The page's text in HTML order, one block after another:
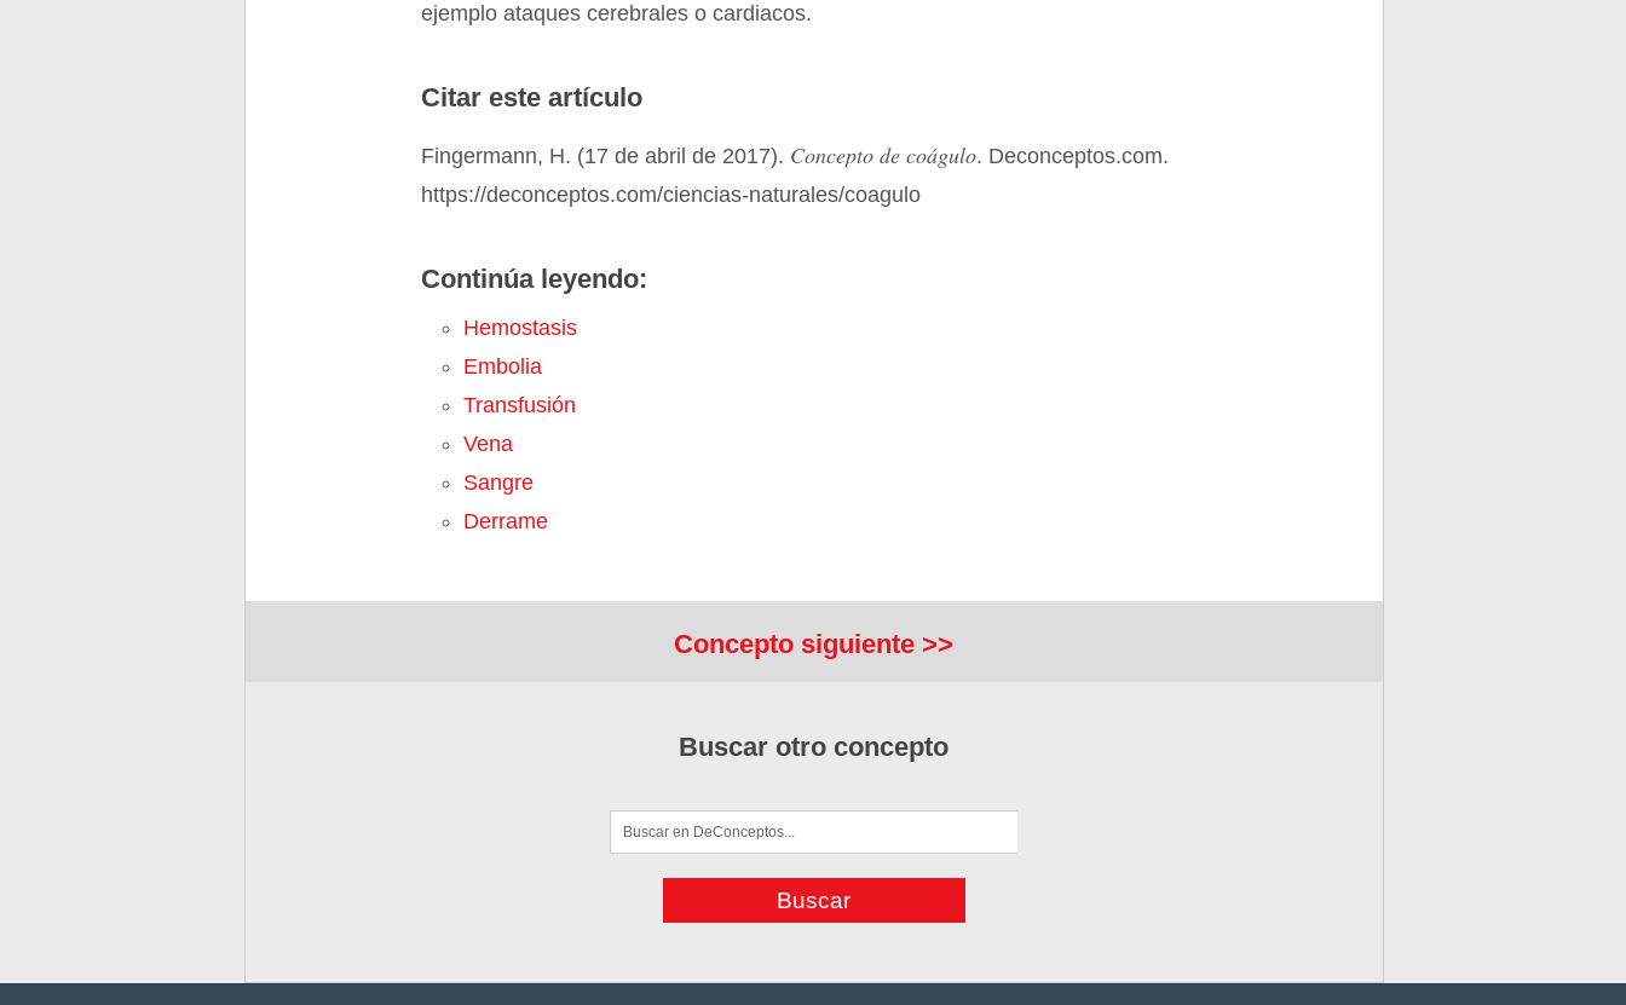
ejemplo ataques cerebrales o cardiacos.
Citar este artículo
Fingermann, H. (17 de abril de 2017). Concepto de coágulo. Deconceptos.com.
https://deconceptos.com/ciencias-naturales/coagulo
Continúa leyendo:
Hemostasis
Embolia
Transfusión
Vena
Sangre
Derrame
Concepto siguiente >>
Buscar otro concepto